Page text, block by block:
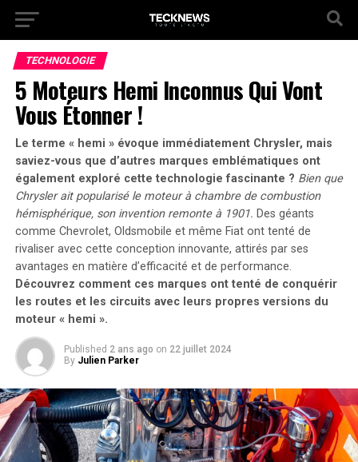
TECHNOLOGIE
5 Moteurs Hemi Inconnus Qui Vont
Vous Étonner !
Le terme « hemi » évoque immédiatement Chrysler, mais
saviez-vous que d’autres marques emblématiques ont
également exploré cette technologie fascinante ? Bien que
Chrysler ait popularisé le moteur à chambre de combustion
hémisphérique, son invention remonte à 1901. Des géants
comme Chevrolet, Oldsmobile et même Fiat ont tenté de
rivaliser avec cette conception innovante, attirés par ses
avantages en matière d’efficacité et de performance.
Découvrez comment ces marques ont tenté de conquérir
les routes et les circuits avec leurs propres versions du
moteur « hemi ».
Published 2 ans ago on 22 juillet 2024
By Julien Parker